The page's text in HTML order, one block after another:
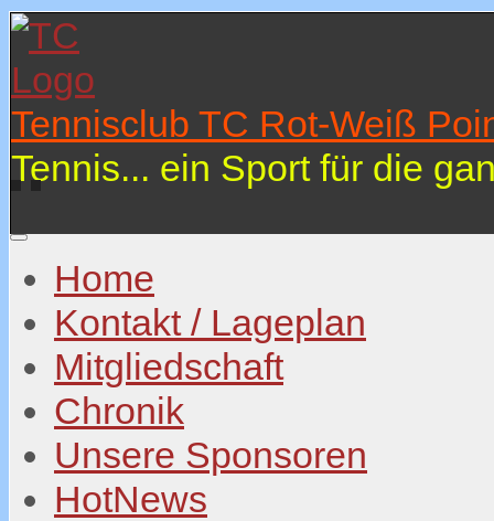
Tennisclub TC Rot-Weiß
Tennis... ein Sport für die
Home
Kontakt / Lageplan
Mitgliedschaft
Chronik
Unsere Sponsoren
HotNews